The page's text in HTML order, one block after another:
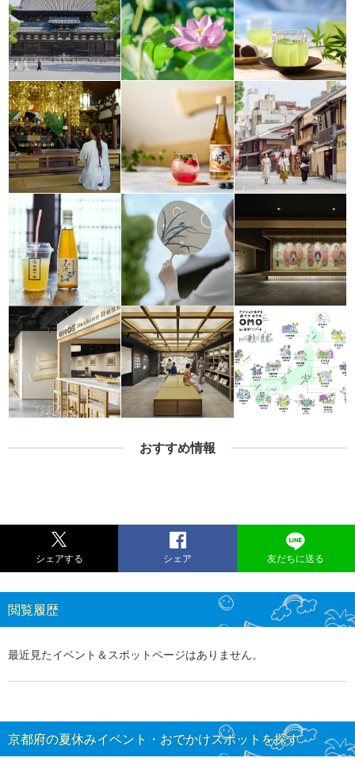
おすすめ情報
シェアする シェア 友だちに送る
閲覧履歴
最近見たイベント＆スポットページはありません。
京都府の夏休みイベント・おでかけスポットを探す